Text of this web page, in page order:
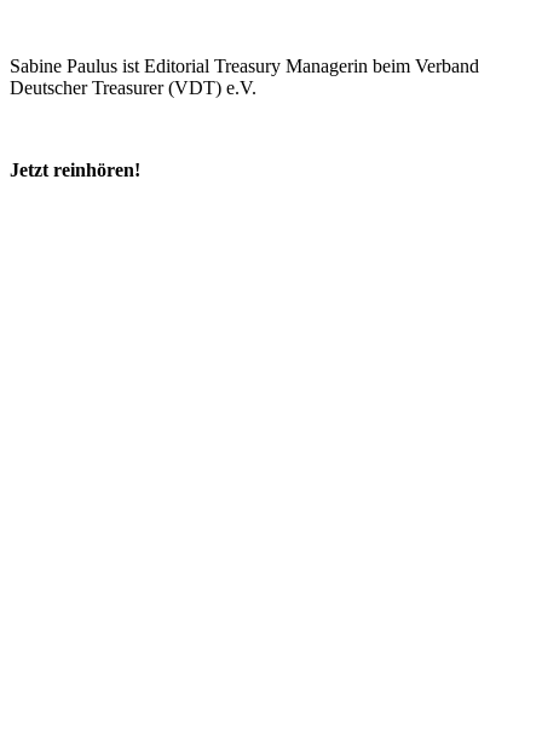
Sabine Paulus ist Editorial Treasury Managerin beim Verband
Deutscher Treasurer (VDT) e.V.
Jetzt reinhören!